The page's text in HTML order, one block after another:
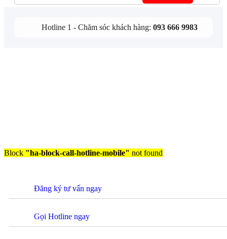
Hotline 1 - Chăm sóc khách hàng: 093 666 9983
Block "ha-block-call-hotline-mobile" not found
Đăng ký tư vấn ngay
Gọi Hotline ngay